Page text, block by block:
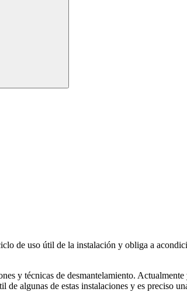
de uso útil de la instalación y obliga a
y técnicas de desmantelamiento.
algunas de estas instalaciones y es preciso